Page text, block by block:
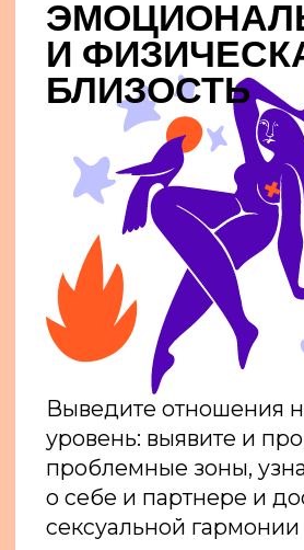
Выведите отношения на новый
уровень: выявите и проработайте
проблемные зоны, узнайте больше
о себе и партнере и достигните
сексуальной гармонии
Оставить заявку
Cтарт обучения — апрель
3 МЕСЯЦА
длительность интенсива